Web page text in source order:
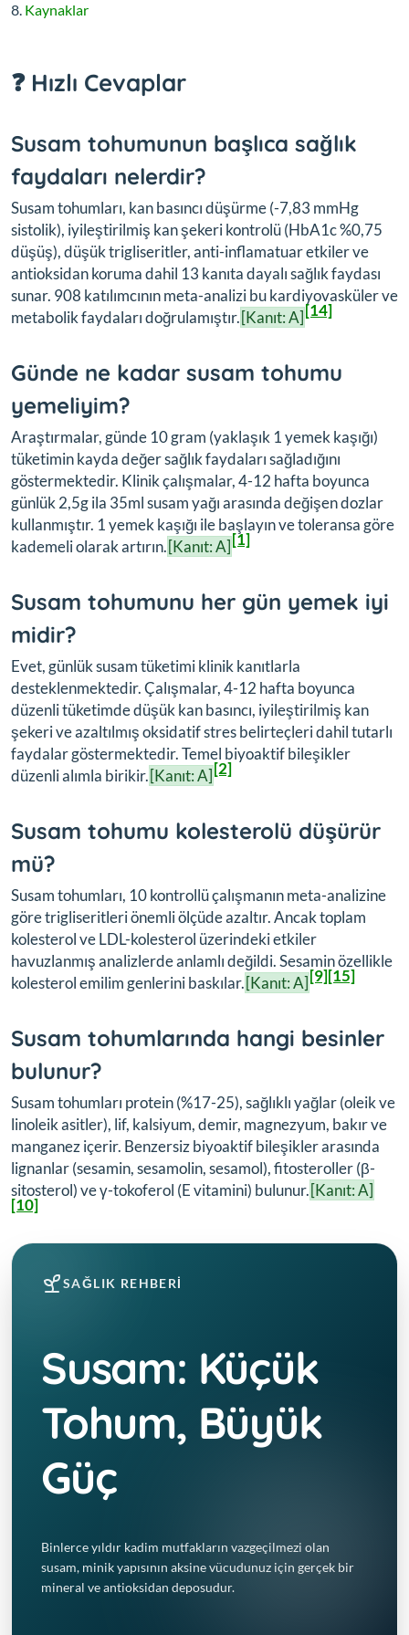
Kaynaklar
❓ Hızlı Cevaplar
Susam tohumunun başlıca sağlık
faydaları nelerdir?
Susam tohumları, kan basıncı düşürme (-7,83 mmHg
sistolik), iyileştirilmiş kan şekeri kontrolü (HbA1c %0,75
düşüş), düşük trigliseritler, anti-inflamatuar etkiler ve
antioksidan koruma dahil 13 kanıta dayalı sağlık faydası
sunar. 908 katılımcının meta-analizi bu kardiyovasküler ve
metabolik faydaları doğrulamıştır.[Kanıt: A][14]
Günde ne kadar susam tohumu
yemeliyim?
Araştırmalar, günde 10 gram (yaklaşık 1 yemek kaşığı)
tüketimin kayda değer sağlık faydaları sağladığını
göstermektedir. Klinik çalışmalar, 4-12 hafta boyunca
günlük 2,5g ila 35ml susam yağı arasında değişen dozlar
kullanmıştır. 1 yemek kaşığı ile başlayın ve toleransa göre
kademeli olarak artırın.[Kanıt: A][1]
Susam tohumunu her gün yemek iyi
midir?
Evet, günlük susam tüketimi klinik kanıtlarla
desteklenmektedir. Çalışmalar, 4-12 hafta boyunca
düzenli tüketimde düşük kan basıncı, iyileştirilmiş kan
şekeri ve azaltılmış oksidatif stres belirteçleri dahil tutarlı
faydalar göstermektedir. Temel biyoaktif bileşikler
düzenli alımla birikir.[Kanıt: A][2]
Susam tohumu kolesterolü düşürür
mü?
Susam tohumları, 10 kontrollü çalışmanın meta-analizine
göre trigliseritleri önemli ölçüde azaltır. Ancak toplam
kolesterol ve LDL-kolesterol üzerindeki etkiler
havuzlanmış analizlerde anlamlı değildi. Sesamin özellikle
kolesterol emilim genlerini baskılar.[Kanıt: A][9][15]
Susam tohumlarında hangi besinler
bulunur?
Susam tohumları protein (%17-25), sağlıklı yağlar (oleik ve
linoleik asitler), lif, kalsiyum, demir, magnezyum, bakır ve
manganez içerir. Benzersiz biyoaktif bileşikler arasında
lignanlar (sesamin, sesamolin, sesamol), fitosteroller (β-
sitosterol) ve γ-tokoferol (E vitamini) bulunur.[Kanıt: A]
[10]
SAĞLIK REHBERI
Susam: Küçük
Tohum, Büyük
Güç
Binlerce yıldır kadim mutfakların vazgeçilmezi olan
susam, minik yapısının aksine vücudunuz için gerçek bir
mineral ve antioksidan deposudur.